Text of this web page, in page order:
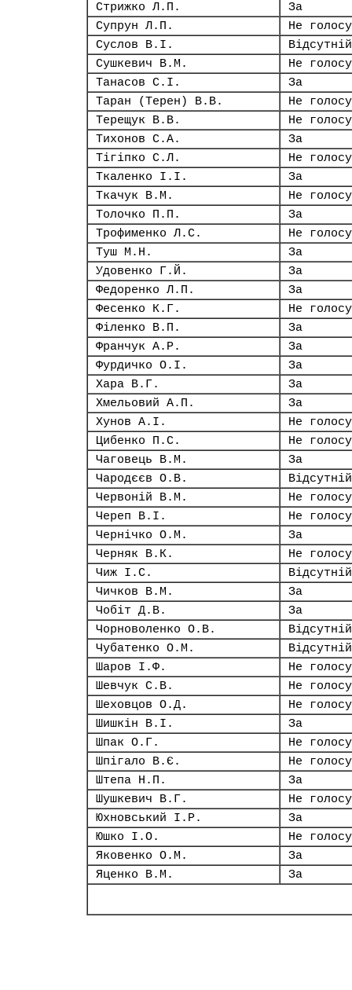
Стрижко Л.П.
За
Супрун Л.П.
Не
Суслов В.І.
Відсутній
Сушкевич В.М.
Не
Танасов С.І.
За
Таран (Терен) В.В.
Не
Терещук В.В.
Не
Тихонов С.А.
За
Тігіпко С.Л.
Не
Ткаленко І.І.
За
Ткачук В.М.
Не
Толочко П.П.
За
Трофименко Л.С.
Не
Туш М.Н.
За
Удовенко Г.Й.
За
Федоренко Л.П.
За
Фесенко К.Г.
Не
Філенко В.П.
За
Франчук А.Р.
За
Фурдичко О.І.
За
Хара В.Г.
За
Хмельовий А.П.
За
Хунов А.І.
Не
Цибенко П.С.
Не
Чаговець В.М.
За
Чародєєв О.В.
Відсутній
Червоній В.М.
Не
Череп В.І.
Не
Чернічко О.М.
За
Черняк В.К.
Не
Чиж І.С.
Відсутній
Чичков В.М.
За
Чобіт Д.В.
За
Чорноволенко О.В.
Відсутній
Чубатенко О.М.
Відсутній
Шаров І.Ф.
Не
Шевчук С.В.
Не
Шеховцов О.Д.
Не
Шишкін В.І.
За
Шпак О.Г.
Не
Шпігало В.Є.
Не
Штепа Н.П.
За
Шушкевич В.Г.
Не
Юхновський І.Р.
За
Юшко І.О.
Не
Яковенко О.М.
За
Яценко В.М.
За